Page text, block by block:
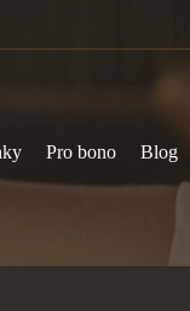
Pro bono Blog